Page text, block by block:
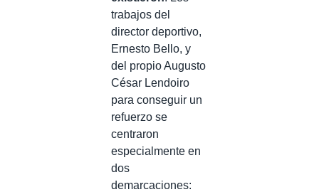
trabajos del
director deportivo,
Ernesto Bello, y
del propio Augusto
César Lendoiro
para conseguir un
refuerzo se
centraron
especialmente en
dos
demarcaciones: